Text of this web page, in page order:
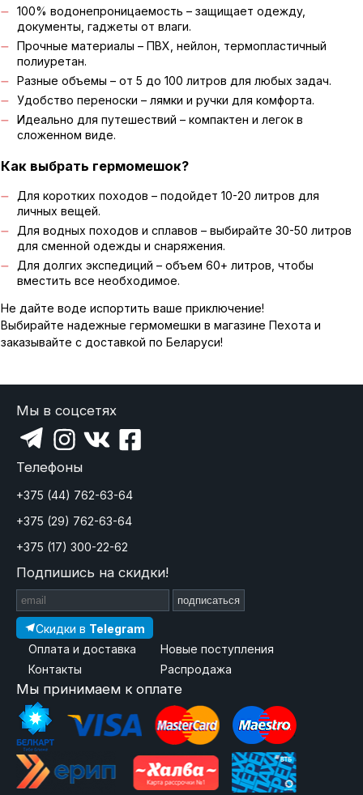
100% водонепроницаемость – защищает одежду,
документы, гаджеты от влаги.
Прочные материалы – ПВХ, нейлон, термопластичный
полиуретан.
Разные объемы – от 5 до 100 литров для любых задач.
Удобство переноски – лямки и ручки для комфорта.
Идеально для путешествий – компактен и легок в
сложенном виде.
Как выбрать гермомешок?
Для коротких походов – подойдет 10-20 литров для
личных вещей.
Для водных походов и сплавов – выбирайте 30-50 литров
для сменной одежды и снаряжения.
Для долгих экспедиций – объем 60+ литров, чтобы
вместить все необходимое.
Не дайте воде испортить ваше приключение!
Выбирайте надежные гермомешки в магазине Пехота и
заказывайте с доставкой по Беларуси!
Мы в соцсетях
Телефоны
+375 (44) 762-63-64
+375 (29) 762-63-64
+375 (17) 300-22-62
Подпишись на скидки!
подписаться
Скидки в Telegram
Оплата и доставка
Контакты
Новые поступления
Распродажа
Мы принимаем к оплате